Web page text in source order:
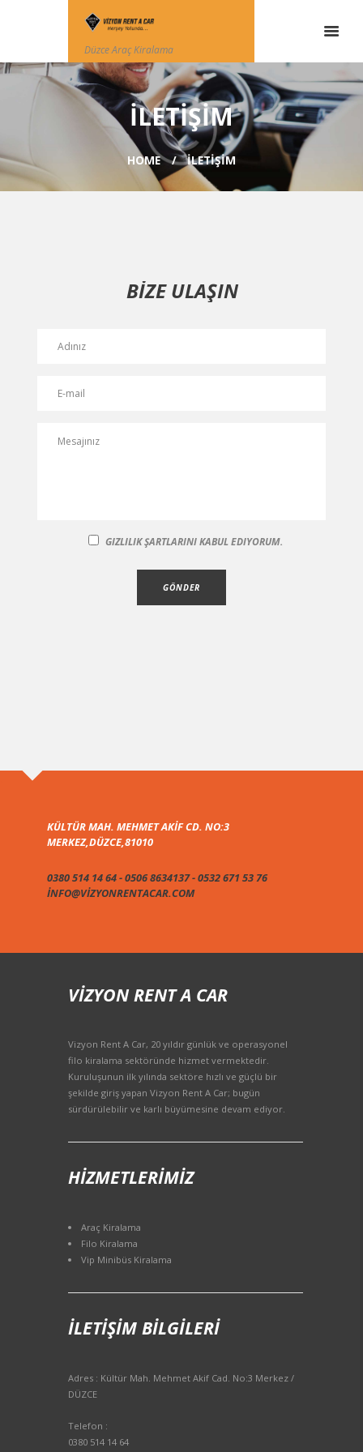
Düzce Araç Kiralama
ILETIŞIM
HOME ILETIŞIM
BİZE ULAŞIN
GIZLILIK ŞARTLARINI KABUL EDIYORUM.
KÜLTÜR MAH. MEHMET AKIF CD. NO:3
MERKEZ,DÜZCE,81010
0380 514 14 64 - 0506 8634137 - 0532 671 53 76
INFO@VIZYONRENTACAR.COM
VIZYON RENT A CAR
Vizyon Rent A Car, 20 yıldır günlük ve operasyonel
filo kiralama sektöründe hizmet vermektedir.
Kuruluşunun ilk yılında sektöre hızlı ve güçlü bir
şekilde giriş yapan Vizyon Rent A Car; bugün
sürdürülebilir ve karlı büyümesine devam ediyor.
HIZMETLERIMIZ
Araç Kiralama
Filo Kiralama
Vip Minibüs Kiralama
İLETIŞIM BILGILERI
Adres : Kültür Mah. Mehmet Akif Cad. No:3 Merkez /
DÜZCE
Telefon :
0380 514 14 64